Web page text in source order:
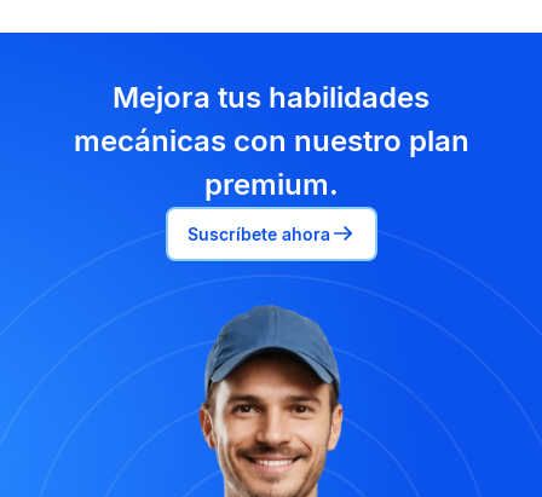
Mejora tus habilidades
mecánicas con nuestro plan
premium.
Suscríbete ahora